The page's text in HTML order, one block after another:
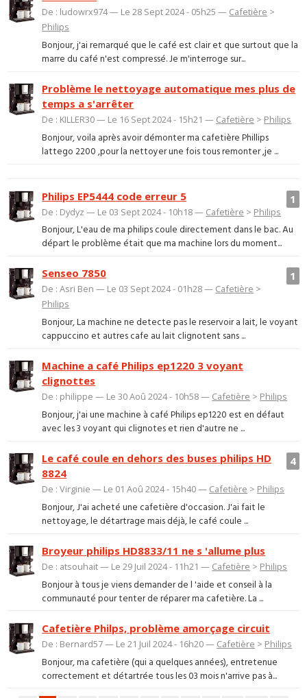
De : ludowrx974 — Le 28 Sept 2024 - 05h25 — Cafetière >
Philips
Bonjour, j'ai remarqué que le café est clair et que surtout que la
marre du café n'est compressé. Je m'interroge sur...
Problème le nettoyage automatique mes plus de
temps a s'arrêter
De : KILLER30 — Le 16 Sept 2024 - 15h21 — Cafetière > Philips
Bonjour, voila après avoir démonter ma cafetière Phillips
lattego 2200 ,pour la nettoyer une fois tous remonter ,je ...
1
Philips EP5444 code erreur 5
De : Dydyz — Le 03 Sept 2024 - 10h18 — Cafetière > Philips
Bonjour, L'eau de ma philips coule directement dans le bac. Au
départ le problème était que ma machine lors du moment...
1
Senseo 7850
De : Asri Ben — Le 03 Sept 2024 - 01h28 — Cafetière >
Philips
Bonjour, La machine ne detecte pas le reservoir a lait, le voyant
cappuccino et autres cafe au lait clignotent sans ...
Machine a café Philips ep1220 3 voyant
clignottes
De : philippe — Le 30 Aoû 2024 - 10h58 — Cafetière > Philips
Bonjour, j'ai une machine à café Philips ep1220 est en défaut
avec les 3 voyant qui clignotes et rien d'autre ne ...
4
Le café coule en dehors des buses philips HD
8824
De : Virginie — Le 01 Aoû 2024 - 15h40 — Cafetière > Philips
Bonjour, J'ai acheté une cafetière d'occasion. J'ai fait le
nettoyage, le détartrage mais déjà, le café coule ...
Broyeur philips HD8833/11 ne s 'allume plus
De : atsouhait — Le 29 Juil 2024 - 11h21 — Cafetière > Philips
Bonjour à tous je viens demander de l 'aide et conseil à la
communauté pour tenter de réparer ma cafetière. La ...
Cafetière Philps, problème amorçage circuit
De : Bernard57 — Le 21 Juil 2024 - 16h20 — Cafetière > Philips
Bonjour, ma cafetière (qui a quelques années), entretenue
correctement et détartrée tous les 03 mois n'arrive pas à...